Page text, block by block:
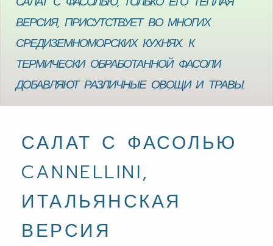
ВЕРСИЯ, ПРИСУТСТВУЕТ ВО МНОГИХ
СРЕДИЗЕМНОМОРСКИХ КУХНЯХ. К
ТЕРМИЧЕСКИ ОБРАБОТАННОЙ ФАСОЛИ
ДОБАВЛЯЮТ РАЗЛИЧНЫЕ ОВОЩИ И ТРАВЫ.
САЛАТ С ФАСОЛЬЮ
CANNELLINI,
ИТАЛЬЯНСКАЯ
ВЕРСИЯ